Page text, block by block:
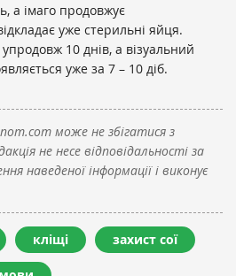
а імаго продовжує
уже стерильні яйця.
10 днів, а візуальний
уже за 7 – 10 діб.
може не збігатися з
не несе відповідальності за
наведеної інформації і виконує
кліщі захист сої